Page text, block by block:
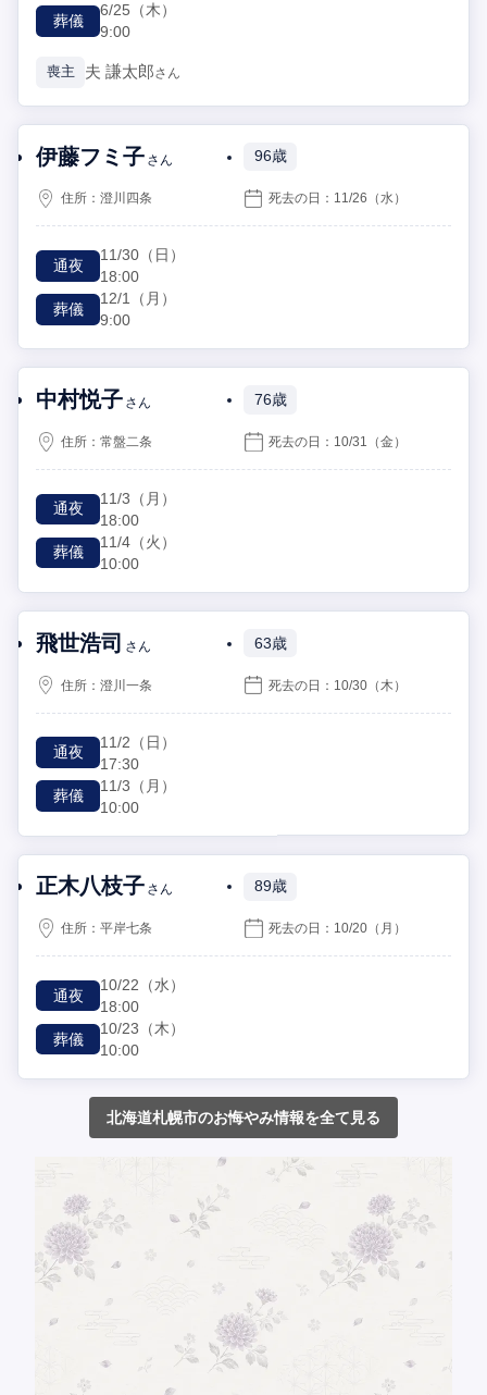
葬儀
6/25 （木）
9:00
喪主 夫 謙太郎さん
伊藤フミ子 さん 96歳
住所：澄川四条 死去の日： 11/26 （水）
通夜
11/30 （日）
18:00
葬儀
12/1 （月）
9:00
中村悦子 さん 76歳
住所：常盤二条 死去の日： 10/31 （金）
通夜
11/3 （月）
18:00
葬儀
11/4 （火）
10:00
飛世浩司 さん 63歳
住所：澄川一条 死去の日： 10/30 （木）
通夜
11/2 （日）
17:30
葬儀
11/3 （月）
10:00
正木八枝子 さん 89歳
住所：平岸七条 死去の日： 10/20 （月）
通夜
10/22 （水）
18:00
葬儀
10/23 （木）
10:00
北海道札幌市のお悔やみ情報を全て見る